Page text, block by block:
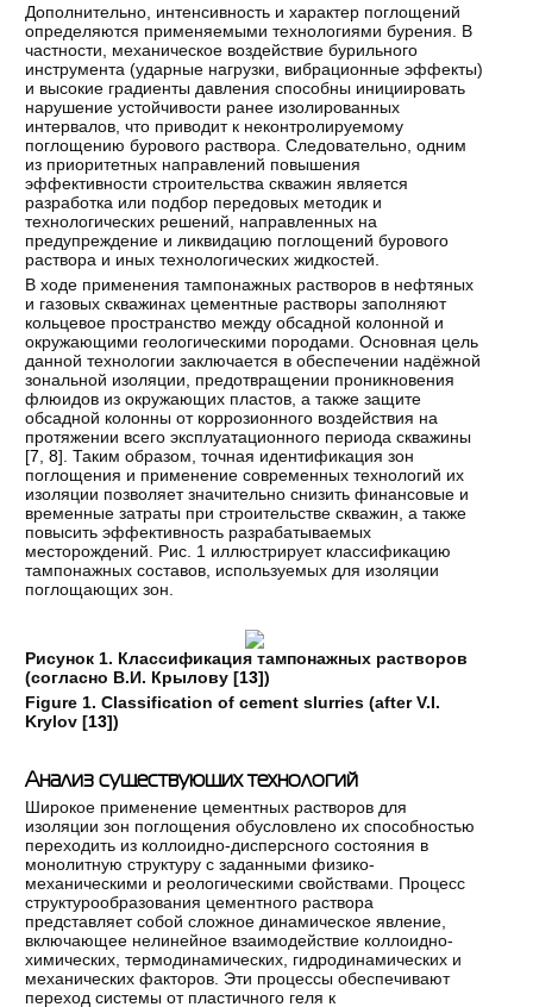
Дополнительно, интенсивность и характер поглощений
определяются применяемыми технологиями бурения. В
частности, механическое воздействие бурильного
инструмента (ударные нагрузки, вибрационные эффекты)
и высокие градиенты давления способны инициировать
нарушение устойчивости ранее изолированных
интервалов, что приводит к неконтролируемому
поглощению бурового раствора. Следовательно, одним
из приоритетных направлений повышения
эффективности строительства скважин является
разработка или подбор передовых методик и
технологических решений, направленных на
предупреждение и ликвидацию поглощений бурового
раствора и иных технологических жидкостей.
В ходе применения тампонажных растворов в нефтяных
и газовых скважинах цементные растворы заполняют
кольцевое пространство между обсадной колонной и
окружающими геологическими породами. Основная цель
данной технологии заключается в обеспечении надёжной
зональной изоляции, предотвращении проникновения
флюидов из окружающих пластов, а также защите
обсадной колонны от коррозионного воздействия на
протяжении всего эксплуатационного периода скважины
[7 ,8]. Таким образом, точная идентификация зон
поглощения и применение современных технологий их
изоляции позволяет значительно снизить финансовые и
временные затраты при строительстве скважин, а также
повысить эффективность разрабатываемых
месторождений. Рис. 1 иллюстрирует классификацию
тампонажных составов, используемых для изоляции
поглощающих зон.
Рисунок 1. Классификация тампонажных растворов
(согласно В.И. Крылову [13])
Figure 1. Classification of cement slurries (after V.I.
Krylov [13])
Анализ существующих технологий
Широкое применение цементных растворов для
изоляции зон поглощения обусловлено их способностью
переходить из коллоидно-дисперсного состояния в
монолитную структуру с заданными физико-
механическими и реологическими свойствами. Процесс
структурообразования цементного раствора
представляет собой сложное динамическое явление,
включающее нелинейное взаимодействие коллоидно-
химических, термодинамических, гидродинамических и
механических факторов. Эти процессы обеспечивают
переход системы от пластичного геля к